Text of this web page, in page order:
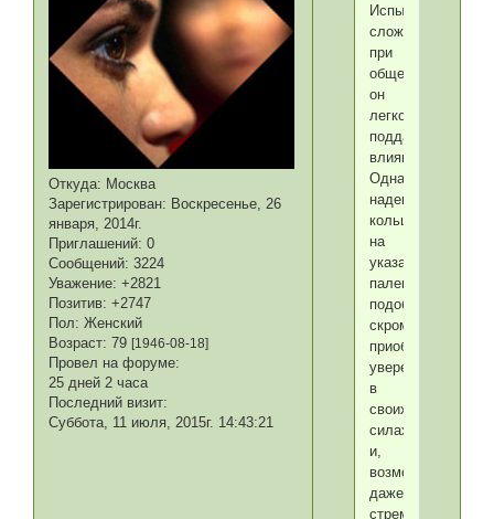
Откуда: Москва
Зарегистрирован: Воскресенье, 26
января, 2014г.
Приглашений: 0
Сообщений: 3224
Уважение: +2821
Позитив: +2747
Пол: Женский
Возраст: 79[1946-08-18]
Провел на форуме:
25 дней 2 часа
Последний визит:
Суббота, 11 июля, 2015г. 14:43:21
Испытывая
сложности
при
общении,
он
легко
поддается
влиянию.
Однако,
надевая
кольцо
на
указательный
палец,
подобный
скромник
приобретает
уверенность
в
своих
силах
и,
возможно,
даже
стремится